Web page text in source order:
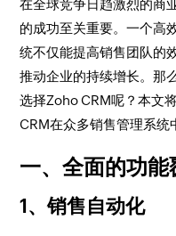
在全球竞争日趋激烈的商
的成功至关重要。一个高
统不仅能提高销售团队的
推动企业的持续增长。那
选择Zoho CRM呢？本文
CRM在众多销售管理系统
一、全面的功能
1、销售自动化